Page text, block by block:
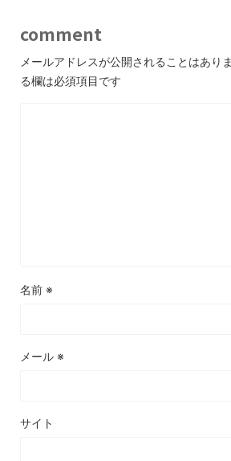
comment
メールアドレスが公開されることはありま
る欄は必須項目です
名前 ※
メール ※
サイト